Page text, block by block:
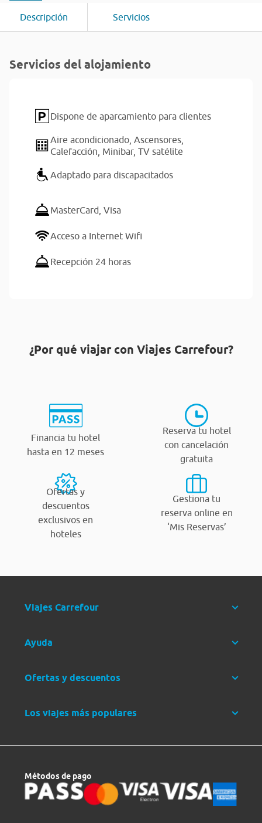
Descripción Servicios
Servicios del alojamiento
Dispone de aparcamiento para clientes
Aire acondicionado, Ascensores,
Calefacción, Minibar, TV satélite
Adaptado para discapacitados
MasterCard, Visa
Acceso a Internet Wifi
Recepción 24 horas
¿Por qué viajar con Viajes Carrefour?
Financia tu hotel
hasta en 12 meses
Reserva tu hotel
con cancelación
gratuita
Ofertas y
descuentos
exclusivos en
hoteles
Gestiona tu
reserva online en
‘Mis Reservas’
Viajes Carrefour
Ayuda
Ofertas y descuentos
Los viajes más populares
Métodos de pago